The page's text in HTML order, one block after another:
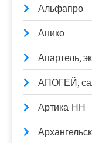
Альфапро
Анико
Апартель,
АПОГЕЙ,
Артика-НН